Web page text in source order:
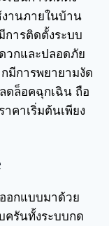
งานภายในบ้าน
การติดตั้งระบบ
วกและปลอดภัย
มีการพยายามงัด
ดล็อคฉุกเฉิน ถือ
คาเริ่มต้นเพียง
อกแบบมาด้วย
ครันทั้งระบบกด